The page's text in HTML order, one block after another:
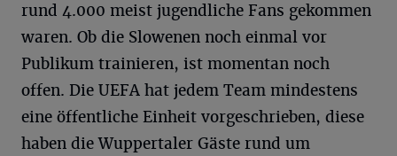
rund 4.000 meist jugendliche Fans gekommen
waren. Ob die Slowenen noch einmal vor
Publikum trainieren, ist momentan noch
offen. Die UEFA hat jedem Team mindestens
eine öffentliche Einheit vorgeschrieben, diese
haben die Wuppertaler Gäste rund um